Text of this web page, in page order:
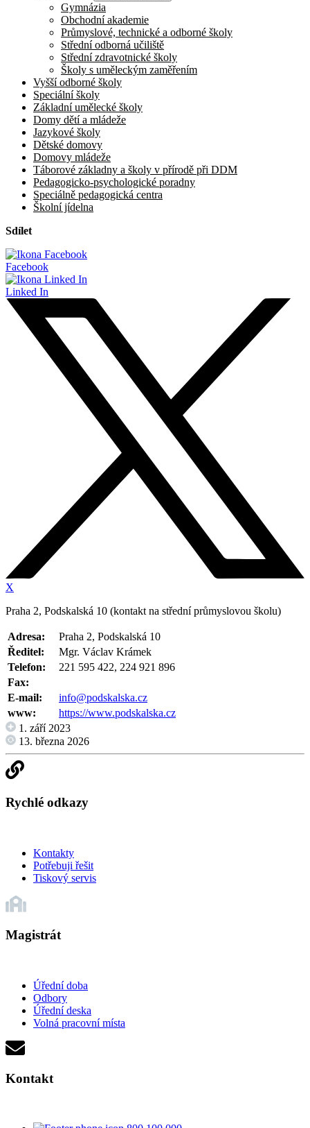
Gymnázia
Obchodní akademie
Průmyslové, technické a odborné školy
Střední odborná učiliště
Střední zdravotnické školy
Školy s uměleckým zaměřením
Vyšší odborné školy
Speciální školy
Základní umělecké školy
Domy dětí a mládeže
Jazykové školy
Dětské domovy
Domovy mládeže
Táborové základny a školy v přírodě při DDM
Pedagogicko-psychologické poradny
Speciálně pedagogická centra
Školní jídelna
Sdílet
Facebook
Linked In
X
Praha 2, Podskalská 10 (kontakt na střední průmyslovou školu)
Adresa:
Praha 2, Podskalská 10
Ředitel:
Mgr. Václav Krámek
Telefon:
221 595 422, 224 921 896
Fax:
E-mail:
info@podskalska.cz
www:
https://www.podskalska.cz
1. září 2023
13. března 2026
Rychlé odkazy
Kontakty
Potřebuji řešit
Tiskový servis
Magistrát
Úřední doba
Odbory
Úřední deska
Volná pracovní místa
Kontakt